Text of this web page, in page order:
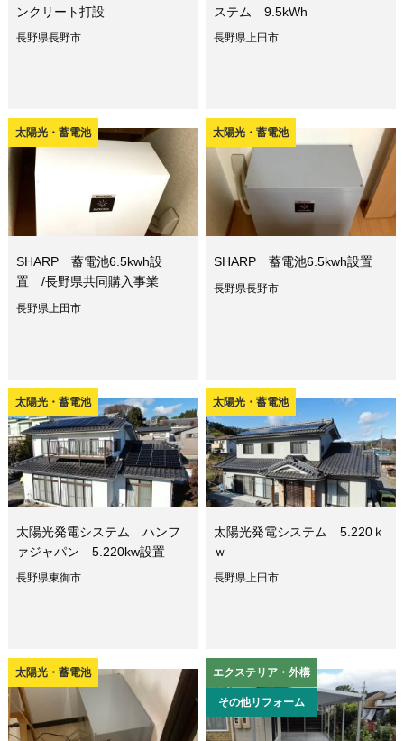
ンクリート打設
長野県長野市
ステム 9.5kWh
長野県上田市
太陽光・蓄電池
SHARP 蓄電池6.5kwh設
置 /長野県共同購入事業
長野県上田市
太陽光・蓄電池
SHARP 蓄電池6.5kwh設置
長野県長野市
太陽光・蓄電池
太陽光発電システム ハンフ
ァジャパン 5.220kw設置
長野県東御市
太陽光・蓄電池
太陽光発電システム 5.220ｋ
ｗ
長野県上田市
太陽光・蓄電池 エクステリア・外構
その他リフォーム